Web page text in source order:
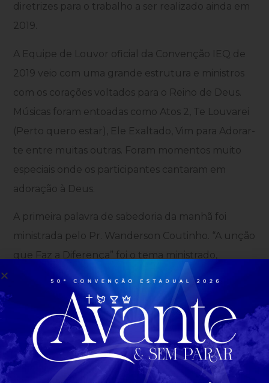
diretrizes para o trabalho a ser realizado ainda em
2019.
A Equipe de Louvor oficial da Convenção IEQ de
2019 veio com uma grande estrutura e ministros
com os corações voltados para o Reino de Deus.
Músicas foram entoadas como Atos 2, Te Louvarei
(Perto quero estar), Ele Exaltado, Vim para Adorar-
te entre muitas outras. Foram momentos muito
especiais onde os participantes cantaram em
adoração à Deus.
A primeira palavra de sabedoria da manhã foi
ministrada pelo Pr. Wanderson Coutinho. “A unção
que Faz a Diferença” foi o tema ministrado,
palavra trouxe grande impacto aos participantes.
Já o Pr. Thiago Costa Moreira do Acre, falou e o
salmos de número 12 foi o texto base para sua
pregação. Outra ministração da manhã veio com o
pastor Pr. Adolfo Sarmento que é pastor da IEQ a